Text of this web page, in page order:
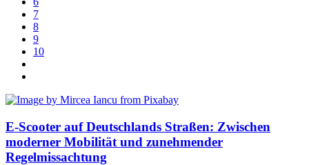
7
8
9
10
E-Scooter auf Deutschlands Straßen: Zwischen
moderner Mobilität und zunehmender
Regelmissachtung